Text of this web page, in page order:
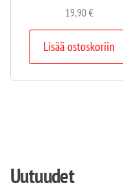
19,90€
Lisää ostoskoriin
Uutuudet